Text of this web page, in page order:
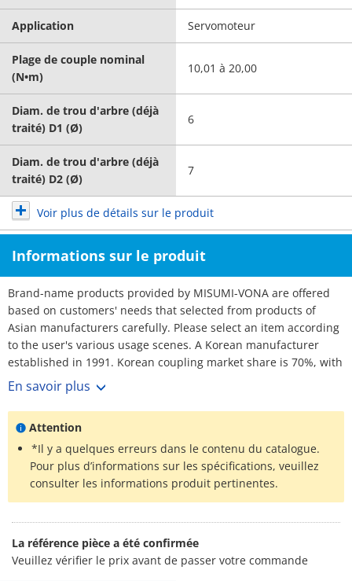
Application Servomoteur
Plage de couple nominal
(N•m)
10,01 à 20,00
Diam. de trou d'arbre (déjà
traité) D1 (Ø)
6
Diam. de trou d'arbre (déjà
traité) D2 (Ø)
7
Voir plus de détails sur le produit
Informations sur le produit
Brand-name products provided by MISUMI-VONA are offered
based on customers' needs that selected from products of
Asian manufacturers carefully. Please select an item according
to the user's various usage scenes. A Korean manufacturer
established in 1991. Korean coupling market share is 70%, with
over 3,000 customers. No1 maker. Rich selection, and short
lead-times.
En savoir plus
Attention
*Il y a quelques erreurs dans le contenu du catalogue.
Pour plus d’informations sur les spécifications, veuillez
consulter les informations produit pertinentes.
La référence pièce a été confirmée
Veuillez vérifier le prix avant de passer votre commande